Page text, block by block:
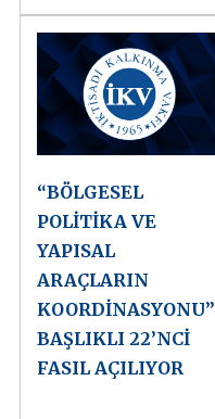
“BÖLGESEL
POLİTİKA VE
YAPISAL
ARAÇLARIN
KOORDİNASYONU”
BAŞLIKLI 22’NCİ
FASIL AÇILIYOR